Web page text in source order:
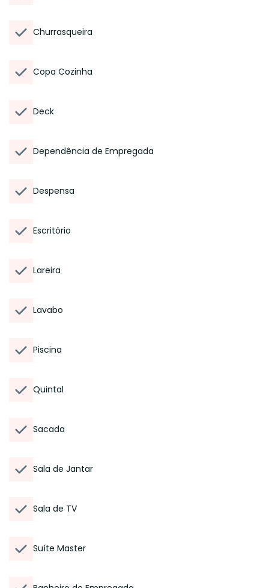
Churrasqueira
Copa Cozinha
Deck
Dependência de Empregada
Despensa
Escritório
Lareira
Lavabo
Piscina
Quintal
Sacada
Sala de Jantar
Sala de TV
Suíte Master